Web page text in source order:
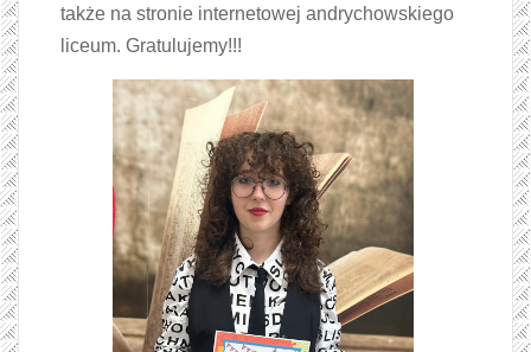
także na stronie internetowej andrychowskiego
liceum. Gratulujemy!!!